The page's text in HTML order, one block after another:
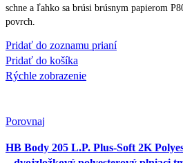
schne a ľahko sa brúsi brúsnym papierom
povrch.
Pridať do zoznamu prianí
Pridať do košíka
Rýchle zobrazenie
Porovnaj
HB Body 205 L.P. Plus-Soft 2K